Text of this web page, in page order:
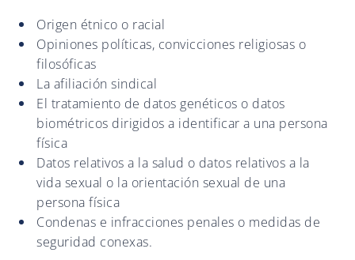
Origen étnico o racial
Opiniones políticas, convicciones religiosas o
filosóficas
La afiliación sindical
El tratamiento de datos genéticos o datos
biométricos dirigidos a identificar a una persona
física
Datos relativos a la salud o datos relativos a la
vida sexual o la orientación sexual de una
persona física
Condenas e infracciones penales o medidas de
seguridad conexas.